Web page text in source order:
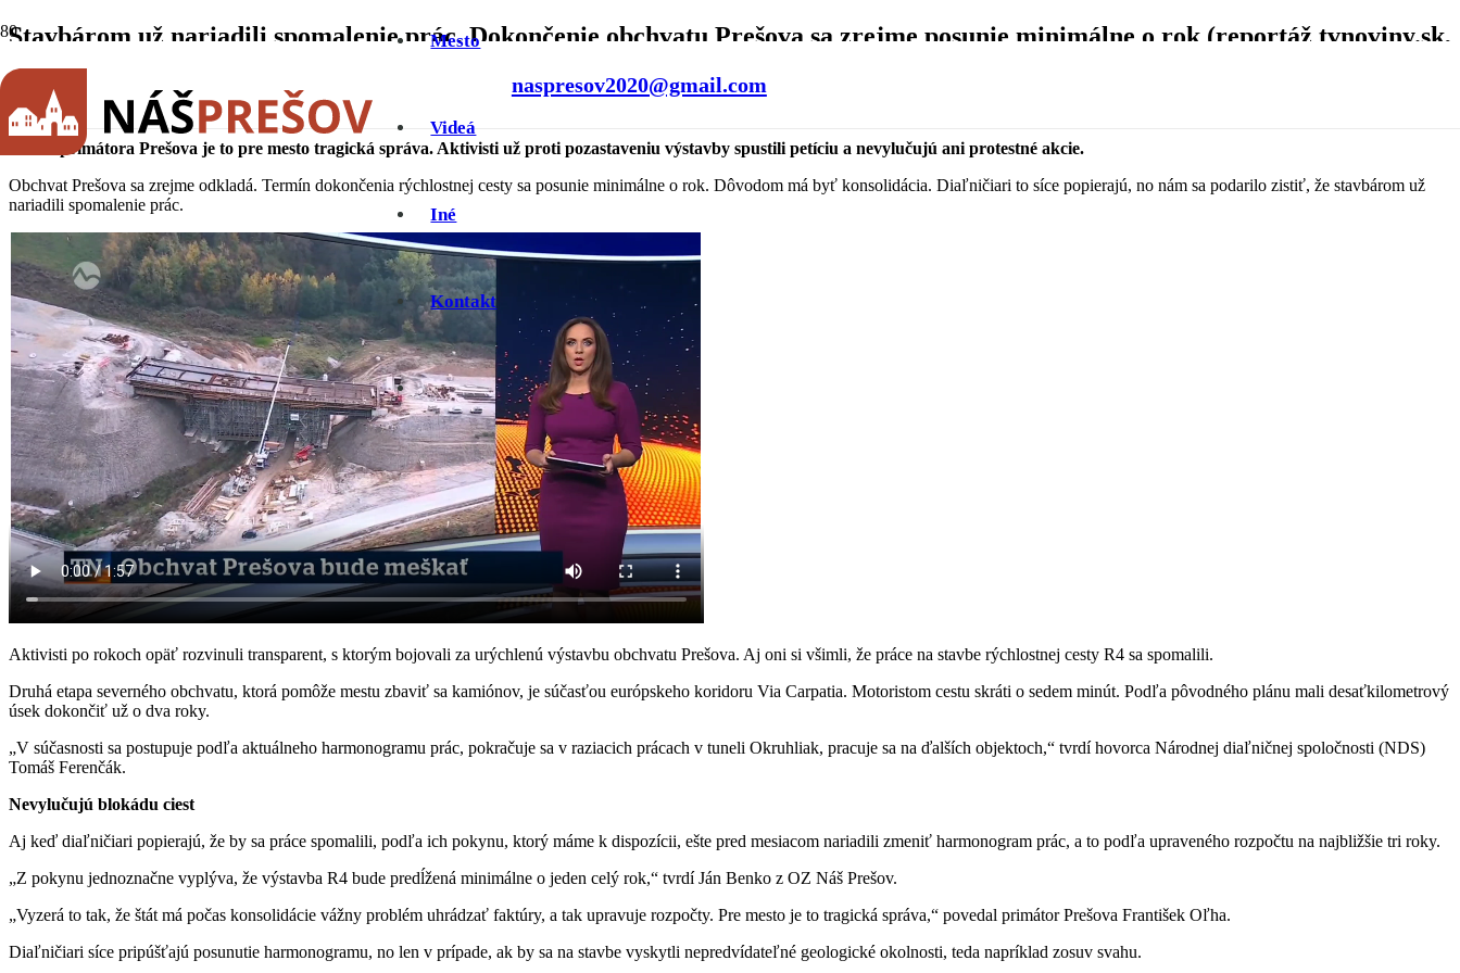
Mesto
Videá
Iné
Kontakt
naspresov2020@gmail.com
Stavbárom už nariadili spomalenie prác. Dokončenie obchvatu Prešova sa zrejme posunie minimálne o rok (reportáž tvnoviny.sk,
24.10.2025)
26. októbra 2025
Podľa primátora Prešova je to pre mesto tragická správa. Aktivisti už proti pozastaveniu výstavby spustili petíciu a nevylučujú ani protestné akcie.
Obchvat Prešova sa zrejme odkladá. Termín dokončenia rýchlostnej cesty sa posunie minimálne o rok. Dôvodom má byť konsolidácia. Diaľničiari to síce popierajú, no nám sa podarilo zistiť, že stavbárom už
nariadili spomalenie prác.
Aktivisti po rokoch opäť rozvinuli transparent, s ktorým bojovali za urýchlenú výstavbu obchvatu Prešova. Aj oni si všimli, že práce na stavbe rýchlostnej cesty R4 sa spomalili.
Druhá etapa severného obchvatu, ktorá pomôže mestu zbaviť sa kamiónov, je súčasťou európskeho koridoru Via Carpatia. Motoristom cestu skráti o sedem minút. Podľa pôvodného plánu mali desaťkilometrový
úsek dokončiť už o dva roky.
„V súčasnosti sa postupuje podľa aktuálneho harmonogramu prác, pokračuje sa v raziacich prácach v tuneli Okruhliak, pracuje sa na ďalších objektoch,“ tvrdí hovorca Národnej diaľničnej spoločnosti (NDS)
Tomáš Ferenčák.
Nevylučujú blokádu ciest
Aj keď diaľničiari popierajú, že by sa práce spomalili, podľa ich pokynu, ktorý máme k dispozícii, ešte pred mesiacom nariadili zmeniť harmonogram prác, a to podľa upraveného rozpočtu na najbližšie tri roky.
„Z pokynu jednoznačne vyplýva, že výstavba R4 bude predĺžená minimálne o jeden celý rok,“ tvrdí Ján Benko z OZ Náš Prešov.
„Vyzerá to tak, že štát má počas konsolidácie vážny problém uhrádzať faktúry, a tak upravuje rozpočty. Pre mesto je to tragická správa,“ povedal primátor Prešova František Oľha.
Diaľničiari síce pripúšťajú posunutie harmonogramu, no len v prípade, ak by sa na stavbe vyskytli nepredvídateľné geologické okolnosti, teda napríklad zosuv svahu.